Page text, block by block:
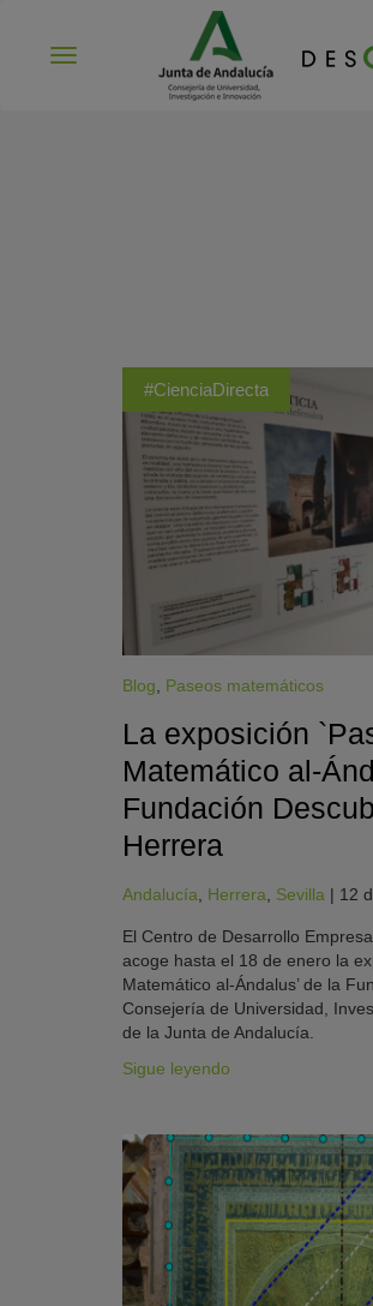
#CienciaDirecta
Blog Paseos matemáticos
La exposición
Matemático al-
Fundación
Herrera
Andalucía Herrera Sevilla | 12
El Centro de Desarrollo
acoge hasta el 18 de enero la
Matemático al-Ándalus’ de la
Consejería de Universidad,
de la Junta de Andalucía.
Sigue leyendo